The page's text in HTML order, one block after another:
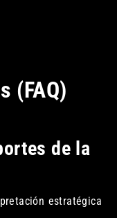
(FAQ)
de la
estratégica